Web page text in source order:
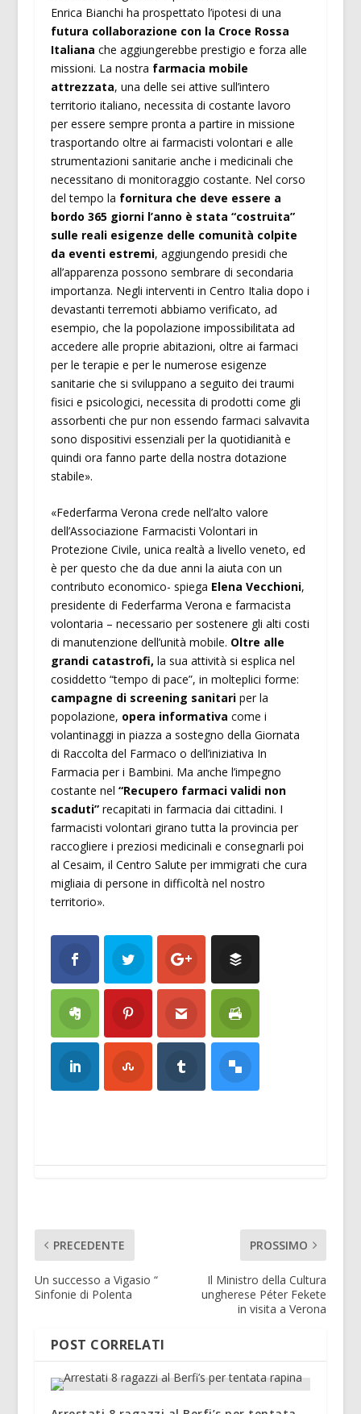
Enrica Bianchi ha prospettato l’ipotesi di una
futura collaborazione con la Croce Rossa
Italiana che aggiungerebbe prestigio e forza alle
missioni. La nostra farmacia mobile
attrezzata, una delle sei attive sull’intero
territorio italiano, necessita di costante lavoro
per essere sempre pronta a partire in missione
trasportando oltre ai farmacisti volontari e alle
strumentazioni sanitarie anche i medicinali che
necessitano di monitoraggio costante. Nel corso
del tempo la fornitura che deve essere a
bordo 365 giorni l’anno è stata “costruita”
sulle reali esigenze delle comunità colpite
da eventi estremi, aggiungendo presidi che
all’apparenza possono sembrare di secondaria
importanza. Negli interventi in Centro Italia dopo i
devastanti terremoti abbiamo verificato, ad
esempio, che la popolazione impossibilitata ad
accedere alle proprie abitazioni, oltre ai farmaci
per le terapie e per le numerose esigenze
sanitarie che si sviluppano a seguito dei traumi
fisici e psicologici, necessita di prodotti come gli
assorbenti che pur non essendo farmaci salvavita
sono dispositivi essenziali per la quotidianità e
quindi ora fanno parte della nostra dotazione
stabile».
«Federfarma Verona crede nell’alto valore
dell’Associazione Farmacisti Volontari in
Protezione Civile, unica realtà a livello veneto, ed
è per questo che da due anni la aiuta con un
contributo economico- spiega Elena Vecchioni,
presidente di Federfarma Verona e farmacista
volontaria – necessario per sostenere gli alti costi
di manutenzione dell’unità mobile. Oltre alle
grandi catastrofi, la sua attività si esplica nel
cosiddetto “tempo di pace”, in molteplici forme:
campagne di screening sanitariper la
popolazione, opera informativa come i
volantinaggi in piazza a sostegno della Giornata
di Raccolta del Farmaco o dell’iniziativa In
Farmacia per i Bambini. Ma anche l’impegno
costante nel “Recupero farmaci validi non
scaduti”recapitati in farmacia dai cittadini. I
farmacisti volontari girano tutta la provincia per
raccogliere i preziosi medicinali e consegnarli poi
al Cesaim, il Centro Salute per immigrati che cura
migliaia di persone in difficoltà nel nostro
territorio».
PRECEDENTE
Un successo a Vigasio “
Sinfonie di Polenta
PROSSIMO
Il Ministro della Cultura
ungherese Péter Fekete
in visita a Verona
POST CORRELATI